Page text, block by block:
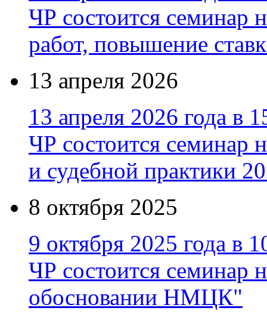
ЧР состоится семинар
работ, повышение
13 апреля 2026
13 апреля 2026 года в
ЧР состоится
и судебной практики
8 октября 2025
9 октября 2025 года в
ЧР состоится
обосновании НМЦК"